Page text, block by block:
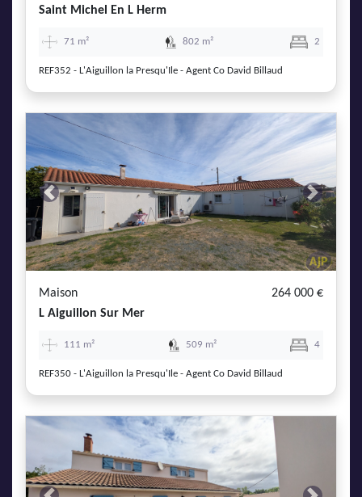
Saint Michel En L Herm
71 m² 802 m² 2
REF352 - L'Aiguillon la Presqu'Ile - Agent Co David Billaud
Previous Next
Maison
264 000 €
L Aiguillon Sur Mer
111 m² 509 m² 4
REF350 - L'Aiguillon la Presqu'Ile - Agent Co David Billaud